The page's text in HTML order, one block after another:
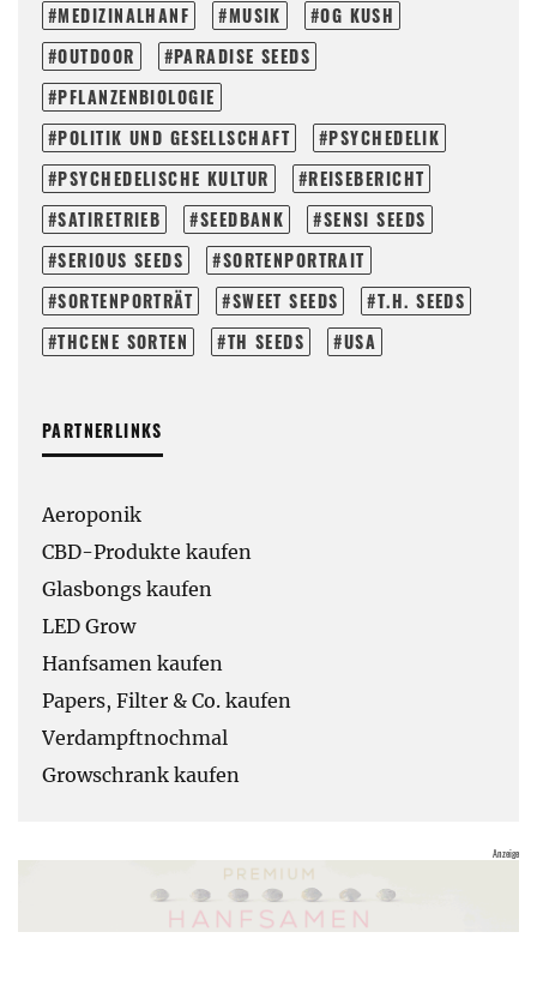
MEDIZINALHANF
MUSIK
OG KUSH
OUTDOOR
PARADISE SEEDS
PFLANZENBIOLOGIE
POLITIK UND GESELLSCHAFT
PSYCHEDELIK
PSYCHEDELISCHE KULTUR
REISEBERICHT
SATIRETRIEB
SEEDBANK
SENSI SEEDS
SERIOUS SEEDS
SORTENPORTRAIT
SORTENPORTRÄT
SWEET SEEDS
T.H. SEEDS
THCENE SORTEN
TH SEEDS USA
PARTNERLINKS
Aeroponik
CBD-Produkte kaufen
Glasbongs kaufen
LED Grow
Hanfsamen kaufen
Papers, Filter & Co. kaufen
Verdampftnochmal
Growschrank kaufen